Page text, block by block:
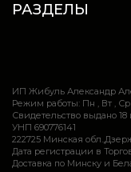
РАЗДЕЛЫ
ИП Жибуль Александр
Режим работы: Пн , Вт , Ср
Свидетельство выдано
УНП 690776141
222725 Минская
Дата регистрации в
Доставка по Минску и